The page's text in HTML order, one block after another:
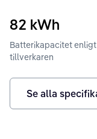
82 kWh
Batterikapacitet enligt
tillverkaren
Se alla